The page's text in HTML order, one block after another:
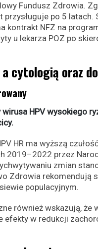
Fundusz Zdrowia.
po 5
NFZ na
u lekarza POZ po
cytologią oraz
HPV wysokiego
HR ma wyższą
2019–2022 przez
zmian
Zdrowia rekomendują
populacyjnym.
również wskazują, że
efekty w redukcji